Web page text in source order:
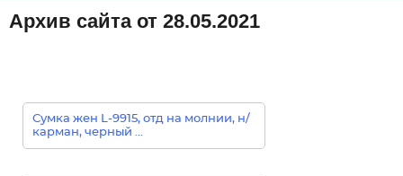
Архив сайта от 28.05.2021
Сумка жен L-9915, отд на молнии, н/
карман, черный ...